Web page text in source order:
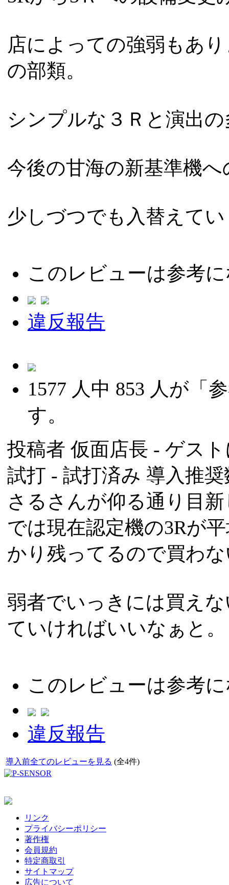
店によっての強弱もあ
の部類。
シンプルな３Ｒと演出
今後の甘海の新基準機
少しづつでも入替えて
このレビューは参考
違反報告
1577 人中 853 人が「
す。
投稿者 仮面店長 - ゲス
試打 - 試打済み 導入推
さるさんが仰る通り目
では現在認定機の3Rが
かり残ってるので買わ
弱者でいっきには買え
ていければいいなぁと。
このレビューは参考
違反報告
導入前全てのレビューを見る (全4件)
リンク
プライバシーポリシー
著作権
会員規約
特定商取引
サイトマップ
広告について